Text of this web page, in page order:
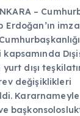
–
Erdoğan’ın
yurt dışı
değişiklikleri
Kararnameyle